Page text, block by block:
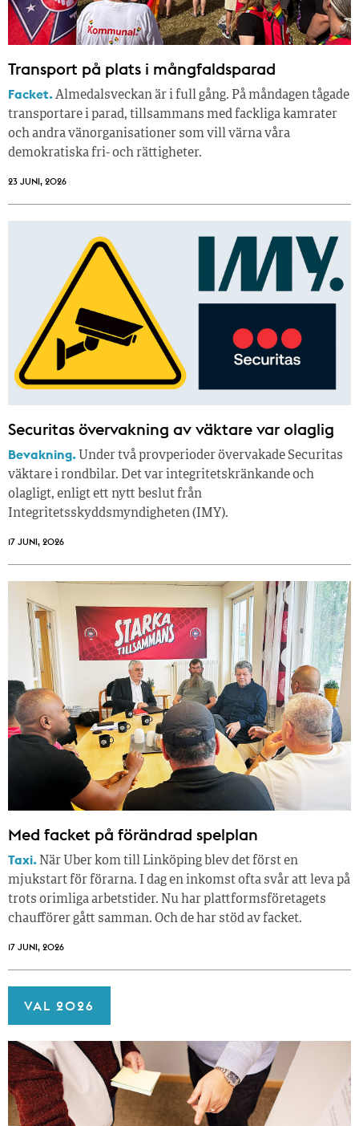
Transport på plats i mångfaldsparad
Facket.Almedalsveckan är i full gång. På måndagen tågade
transportare i parad, tillsammans med fackliga kamrater
och andra vänorganisationer som vill värna våra
demokratiska fri- och rättigheter.
23 JUNI, 2026
Securitas övervakning av väktare var olaglig
Bevakning. Under två provperioder övervakade Securitas
väktare i rondbilar. Det var integritetskränkande och
olagligt, enligt ett nytt beslut från
Integritetsskyddsmyndigheten (IMY).
17 JUNI, 2026
Med facket på förändrad spelplan
Taxi. När Uber kom till Linköping blev det först en
mjukstart för förarna. I dag en inkomst ofta svår att leva på
trots orimliga arbetstider. Nu har plattformsföretagets
chaufförer gått samman. Och de har stöd av facket.
17 JUNI, 2026
VAL 2026